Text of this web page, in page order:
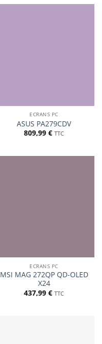
ECRANS PC
ASUS PA279CDV
809,99 € TTC
ECRANS PC
MSI MAG 272QP QD-OLED
X24
437,99 € TTC